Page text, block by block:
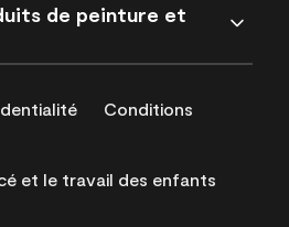
de peinture et
Conditions
et le travail des enfants